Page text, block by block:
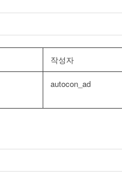
작성자
autocon_ad